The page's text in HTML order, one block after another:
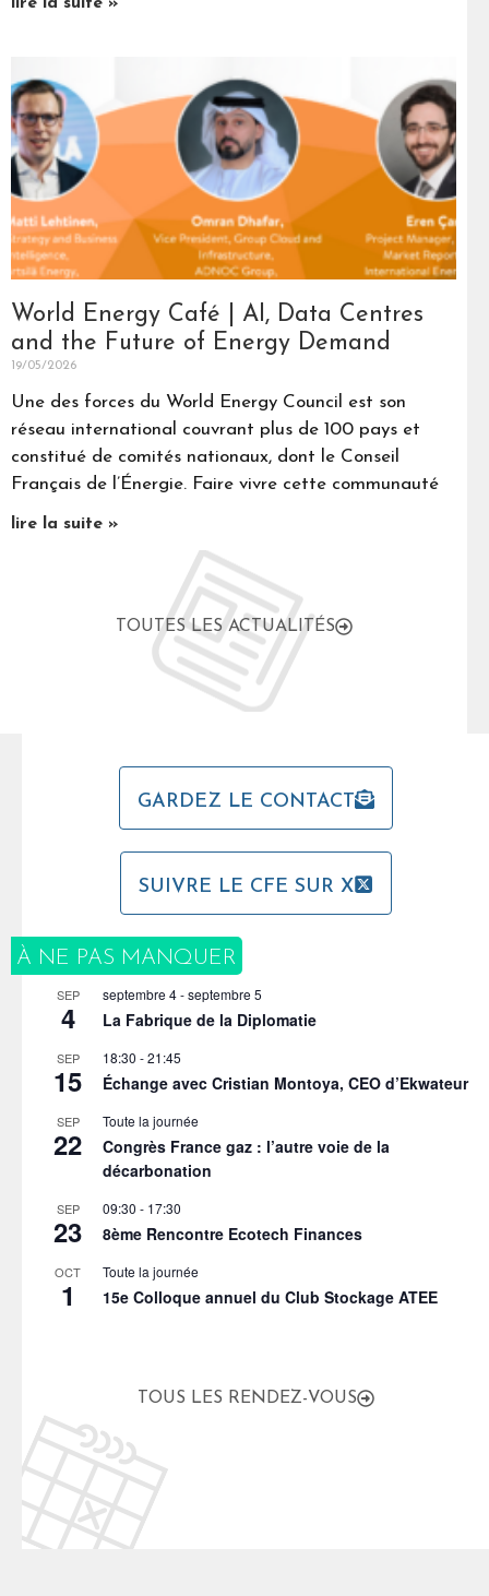
World Energy Café | AI, Data Centres
and the Future of Energy Demand
19/05/2026
Une des forces du World Energy Council est son
réseau international couvrant plus de 100 pays et
constitué de comités nationaux, dont le Conseil
Français de l’Énergie. Faire vivre cette communauté
lire la suite »
TOUTES LES ACTUALITÉS
GARDEZ LE CONTACT
SUIVRE LE CFE SUR X
À NE PAS MANQUER
SEP
4
septembre 4-septembre 5
La Fabrique de la Diplomatie
SEP
15
18:30 -21:45
Échange avec Cristian Montoya, CEO d’Ekwateur
SEP
22
Toute la journée
Congrès France gaz : l’autre voie de la
décarbonation
SEP
23
09:30 - 17:30
8ème Rencontre Ecotech Finances
OCT
1
Toute la journée
15e Colloque annuel du Club Stockage ATEE
TOUS LES RENDEZ-VOUS